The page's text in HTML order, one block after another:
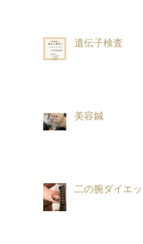
遺伝子検査
美容鍼
二の腕ダイエッ